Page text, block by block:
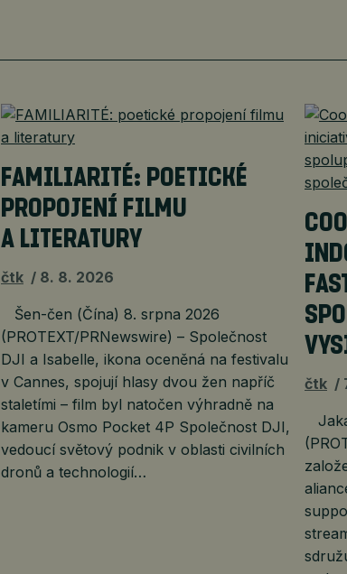
FAMILIARITÉ: POETICKÉ
PROPOJENÍ FILMU
A LITERATURY
čtk 8. 8. 2026
Šen-čen (Čína) 8. srpna 2026
(PROTEXT/PRNewswire) – Společnost
DJI a Isabelle, ikona oceněná na festivalu
v Cannes, spojují hlasy dvou žen napříč
staletími – film byl natočen výhradně na
kameru Osmo Pocket 4P Společnost DJI,
vedoucí světový podnik v oblasti civilních
dronů a technologií…
čtk